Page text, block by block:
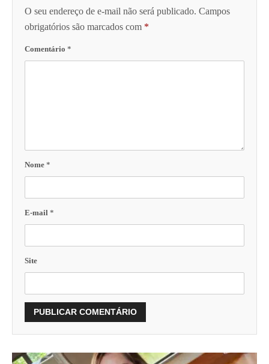
O seu endereço de e-mail não será publicado. Campos
obrigatórios são marcados com *
Comentário *
Nome *
E-mail *
Site